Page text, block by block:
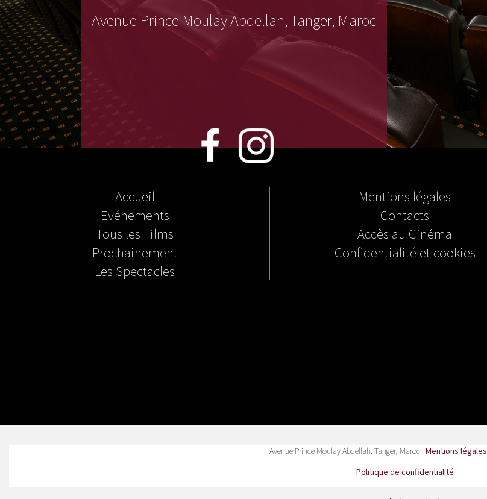
Avenue Prince Moulay Abdellah, Tanger, Maroc
Accueil
Evénements
Tous les Films
Prochainement
Les Spectacles
Mentions légales
Contacts
Accès au Cinéma
Confidentialité et cookies
Avenue Prince Moulay Abdellah, Tanger, Maroc | Mentions légales
Politique de confidentialité